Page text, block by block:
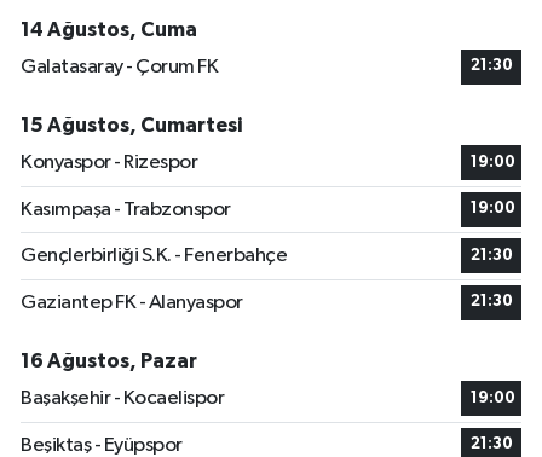
14 Ağustos, Cuma
Galatasaray - Çorum FK
21:30
15 Ağustos, Cumartesi
Konyaspor - Rizespor
19:00
Kasımpaşa - Trabzonspor 19:00
Gençlerbirliği S.K. - Fenerbahçe 21:30
Gaziantep FK - Alanyaspor 21:30
16 Ağustos, Pazar
Başakşehir - Kocaelispor
19:00
Beşiktaş - Eyüpspor 21:30